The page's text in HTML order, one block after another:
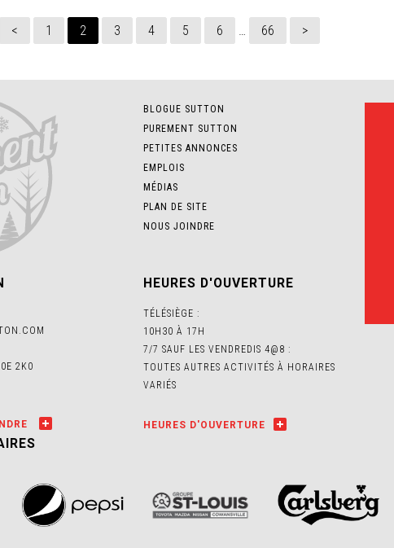
< 1 2 3 4 5 6 … 66 >
2K0
BLOGUE SUTTON
PUREMENT SUTTON
PETITES ANNONCES
EMPLOIS
MÉDIAS
PLAN DE SITE
NOUS JOINDRE
HEURES D'OUVERTURE
TÉLÉSIÈGE :
10H30 À 17H
7/7 SAUF LES VENDREDIS 4@8 :
TOUTES AUTRES ACTIVITÉS À HORAIRES
VARIÉS
HEURES D'OUVERTURE